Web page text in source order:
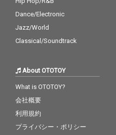
Dance/Electronic
Jazz/World
Classical/Soundtrack
About OTOTOY
What is OTOTOY?
会社概要
利用規約
プライバシー・ポリシー